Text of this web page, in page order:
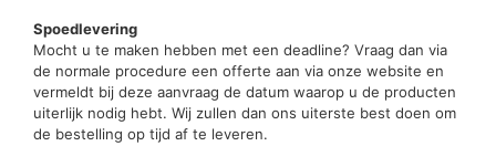
Spoedlevering
Mocht u te maken hebben met een deadline? Vraag dan via
de normale procedure een offerte aan via onze website en
vermeldt bij deze aanvraag de datum waarop u de producten
uiterlijk nodig hebt. Wij zullen dan ons uiterste best doen om
de bestelling op tijd af te leveren.